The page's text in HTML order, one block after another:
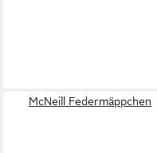
McNeill Federmäppchen